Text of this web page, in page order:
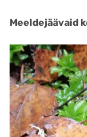
Meeldejäävaid